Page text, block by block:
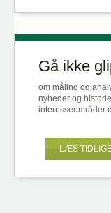
Gå ikke
om måling og
nyheder og
interesseområder
LÆS